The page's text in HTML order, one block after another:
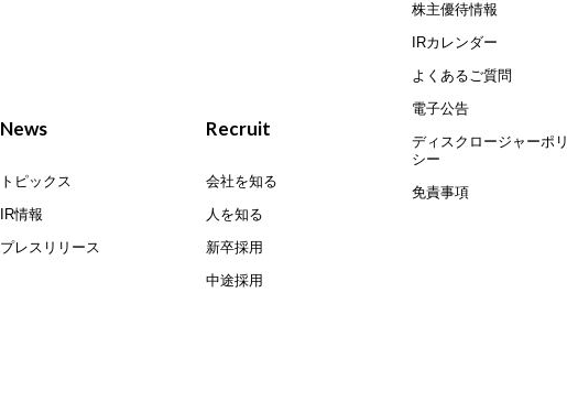
News
トピックス
IR情報
プレスリリース
Recruit
会社を知る
人を知る
新卒採用
中途採用
株主優待情報
IRカレンダー
よくあるご質問
電子公告
ディスクロージャーポリ
シー
免責事項